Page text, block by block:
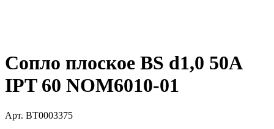
Сопло плоское BS d1,0 50A
IPT 60 NOM6010-01
Арт. BT0003375